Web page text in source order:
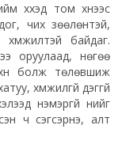
хүүхэд том хүнээс
чих зөөлөнтэй,
байдаг.
оруулаад, нөгөө
болж төлөвшиж
хүмүүжилгүй дэггүй
нэмэргүй үүнийг
ч сэгсэрнэ, алт